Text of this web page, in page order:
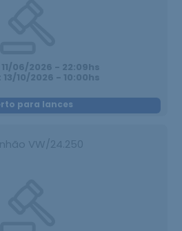
06/2026 - 22:09hs
10/2026 - 10:00hs
para lances
VW/24.250